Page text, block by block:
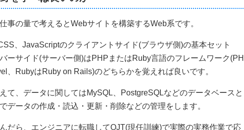
事の量で考えるとWebサイトを構築するWeb系です。
、JavaScriptのクライアントサイド(ブラウザ側)の基本セット
ーサイド(サーバー側)はPHPまたはRuby言語のフレームワーク(PH
、RubyはRuby on Rails)のどちらかを覚えれば良いです。
て、データに関してはMySQL、PostgreSQLなどのデータベースと
データの作成・読込・更新・削除などの管理をします。
だら、エンジニアに転職してOJT(現任訓練)で実際の実務作業で応